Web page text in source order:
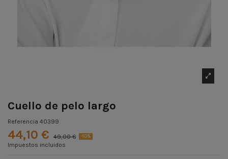
Cuello de pelo largo
Referencia 40399
44,10 € 49,00 € -10%
Impuestos incluidos